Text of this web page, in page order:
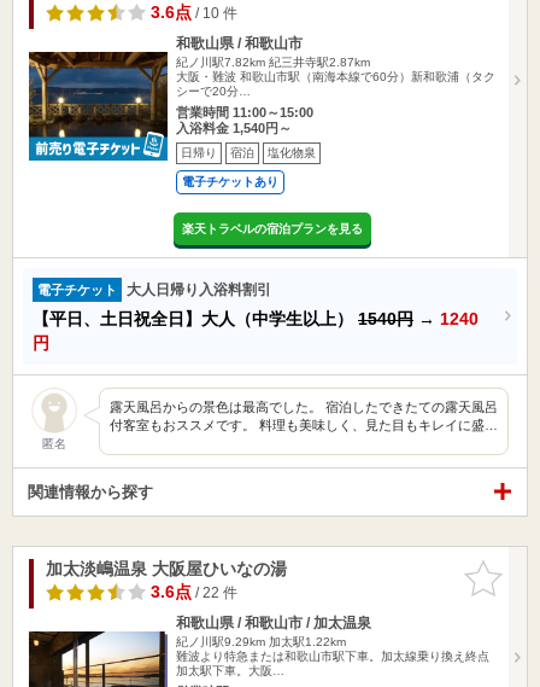
3.6点/ 10 件
和歌山県 / 和歌山市
紀ノ川駅7.82km 紀三井寺駅2.87km
大阪・難波 和歌山市駅（南海本線で60分）新和歌浦（タク
シーで20分…
営業時間 11:00～15:00
入浴料金 1,540円～
日帰り 宿泊 塩化物泉
電子チケットあり
楽天トラベルの宿泊プランを見る
電子チケット 大人日帰り入浴料割引
【平日、土日祝全日】大人（中学生以上） 1540円 → 1240
円
匿名
露天風呂からの景色は最高でした。 宿泊したできたての露天風呂
付客室もおススメです。 料理も美味しく、見た目もキレイに盛…
関連情報から探す
お気に入
りに追加
加太淡嶋温泉 大阪屋ひいなの湯
3.6点/ 22 件
和歌山県 / 和歌山市 / 加太温泉
紀ノ川駅9.29km 加太駅1.22km
難波より特急または和歌山市駅下車。加太線乗り換え終点
加太駅下車。大阪…